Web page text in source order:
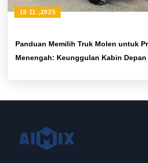
Panduan Memilih Truk Molen untuk
Menengah: Keunggulan Kabin
18 11 ,2025